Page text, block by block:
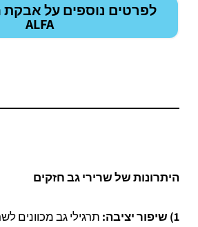
לפרטים נוספים על אבקת
ALFA
היתרונות של שרירי גב חזקים
1) שיפור יציבה:
תרגילי גב מכוונים